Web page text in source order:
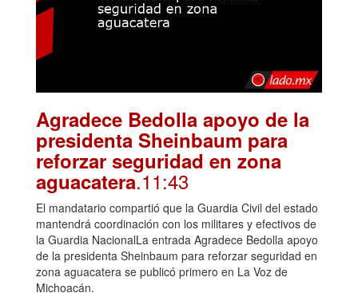
Agradece Bedolla apoyo de la
presidenta Sheinbaum para
reforzar seguridad en zona
aguacatera.11:43
El mandatario compartió que la Guardia Civil del estado
mantendrá coordinación con los militares y efectivos de
la Guardia NacionalLa entrada Agradece Bedolla apoyo
de la presidenta Sheinbaum para reforzar seguridad en
zona aguacatera se publicó primero en La Voz de
Michoacán.